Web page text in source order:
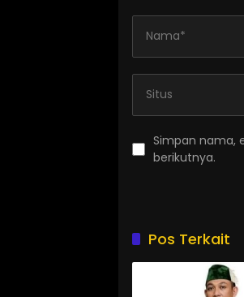
Simpan nama,
berikutnya.
Pos Terkait